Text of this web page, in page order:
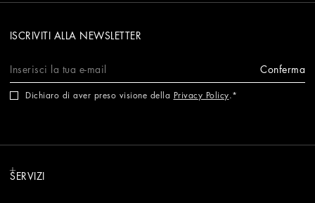
ISCRIVITI ALLA NEWSLETTER
Conferma
Dichiaro di aver preso visione della Privacy Policy.
SERVIZI